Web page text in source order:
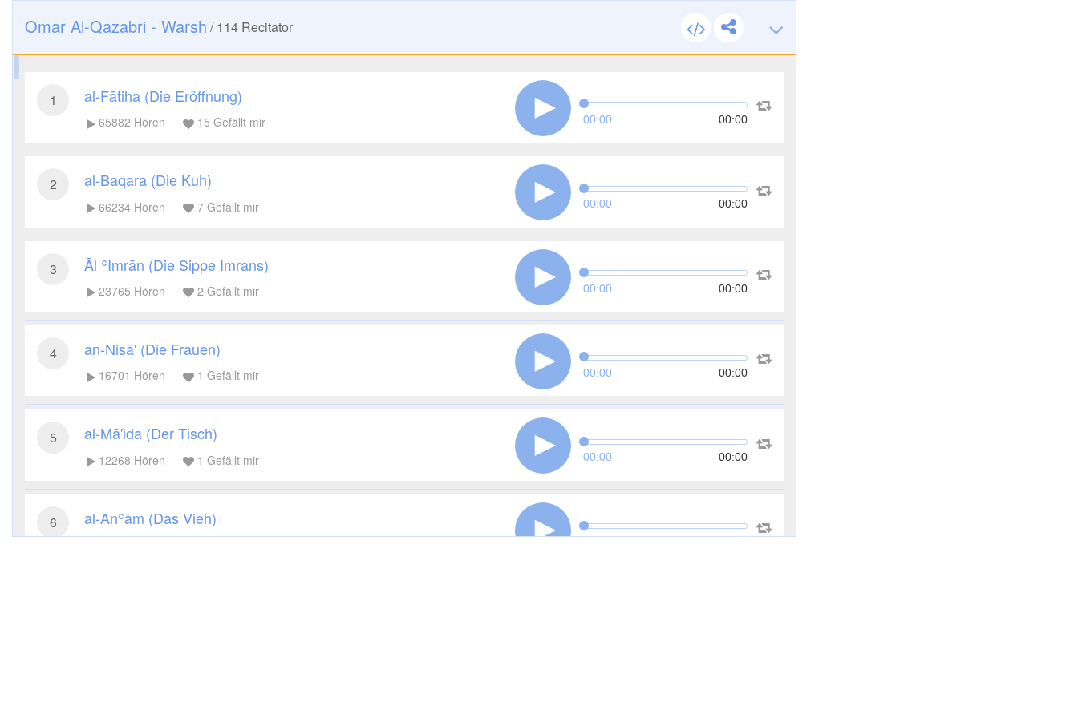
Omar Al-Qazabri - Warsh /114 Recitator
1 al-Fātiha (Die Eröffnung)
65882 Hören 15 Gefällt mir 00:00 00:00
2 al-Baqara (Die Kuh)
66234 Hören 7 Gefällt mir 00:00 00:00
3 Āl ʿImrān (Die Sippe Imrans)
23765 Hören 2 Gefällt mir 00:00 00:00
4 an-Nisā' (Die Frauen)
16701 Hören 1 Gefällt mir 00:00 00:00
5 al-Mā'ida (Der Tisch)
12268 Hören 1 Gefällt mir 00:00 00:00
6 al-Anʿām (Das Vieh)
00:00 00:00